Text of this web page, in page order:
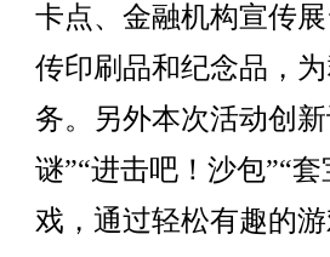
卡点、金融机构宣传
传印刷品和纪念品，
务。另外本次活动创
谜”“进击吧！沙包”“
戏，通过轻松有趣的